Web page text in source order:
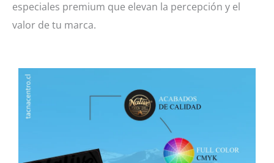
especiales premium que elevan la percepción y el
valor de tu marca.